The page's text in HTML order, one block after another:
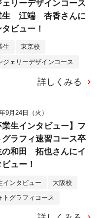
ェリーデザインコース
生 江端 杏香さんに
ビュー！
生 東京校
ジェリーデザインコース
詳しくみる
9月24日（火）
業生インタビュー】フ
グラフィ速習コース卒
の和田 拓也さんにイ
ュー！
インタビュー 大阪校
トグラフィコース